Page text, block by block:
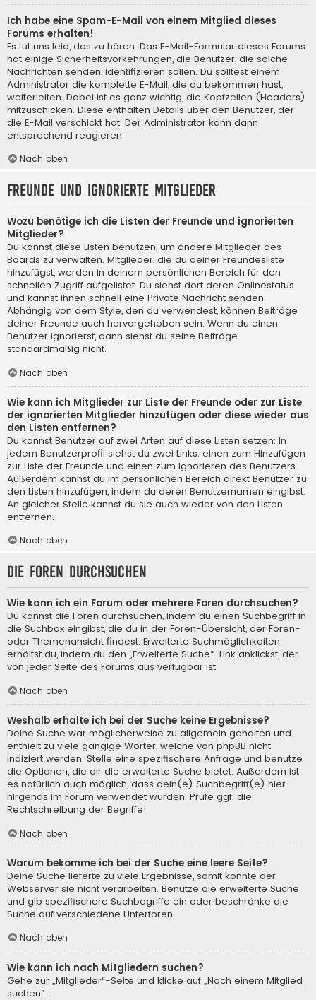
Ich habe eine Spam-E-Mail von einem Mitglied dieses
Forums erhalten!
Es tut uns leid, das zu hören. Das E-Mail-Formular dieses Forums
hat einige Sicherheitsvorkehrungen, die Benutzer, die solche
Nachrichten senden, identifizieren sollen. Du solltest einem
Administrator die komplette E-Mail, die du bekommen hast,
weiterleiten. Dabei ist es ganz wichtig, die Kopfzeilen (Headers)
mitzuschicken. Diese enthalten Details über den Benutzer, der
die E-Mail verschickt hat. Der Administrator kann dann
entsprechend reagieren.
Nach oben
Freunde und ignorierte Mitglieder
Wozu benötige ich die Listen der Freunde und ignorierten
Mitglieder?
Du kannst diese Listen benutzen, um andere Mitglieder des
Boards zu verwalten. Mitglieder, die du deiner Freundesliste
hinzufügst, werden in deinem persönlichen Bereich für den
schnellen Zugriff aufgelistet. Du siehst dort deren Onlinestatus
und kannst ihnen schnell eine Private Nachricht senden.
Abhängig von dem Style, den du verwendest, können Beiträge
deiner Freunde auch hervorgehoben sein. Wenn du einen
Benutzer ignorierst, dann siehst du seine Beiträge
standardmäßig nicht.
Nach oben
Wie kann ich Mitglieder zur Liste der Freunde oder zur Liste
der ignorierten Mitglieder hinzufügen oder diese wieder aus
den Listen entfernen?
Du kannst Benutzer auf zwei Arten auf diese Listen setzen: In
jedem Benutzerprofil siehst du zwei Links: einen zum Hinzufügen
zur Liste der Freunde und einen zum Ignorieren des Benutzers.
Außerdem kannst du im persönlichen Bereich direkt Benutzer zu
den Listen hinzufügen, indem du deren Benutzernamen eingibst.
An gleicher Stelle kannst du sie auch wieder von den Listen
entfernen.
Nach oben
Die Foren durchsuchen
Wie kann ich ein Forum oder mehrere Foren durchsuchen?
Du kannst die Foren durchsuchen, indem du einen Suchbegriff in
die Suchbox eingibst, die du in der Foren-Übersicht, der Foren-
oder Themenansicht findest. Erweiterte Suchmöglichkeiten
erhältst du, indem du den „Erweiterte Suche“-Link anklickst, der
von jeder Seite des Forums aus verfügbar ist.
Nach oben
Weshalb erhalte ich bei der Suche keine Ergebnisse?
Deine Suche war möglicherweise zu allgemein gehalten und
enthielt zu viele gängige Wörter, welche von phpBB nicht
indiziert werden. Stelle eine spezifischere Anfrage und benutze
die Optionen, die dir die erweiterte Suche bietet. Außerdem ist
es natürlich auch möglich, dass dein(e) Suchbegriff(e) hier
nirgends im Forum verwendet wurden. Prüfe ggf. die
Rechtschreibung der Begriffe!
Nach oben
Warum bekomme ich bei der Suche eine leere Seite?
Deine Suche lieferte zu viele Ergebnisse, somit konnte der
Webserver sie nicht verarbeiten. Benutze die erweiterte Suche
und gib spezifischere Suchbegriffe ein oder beschränke die
Suche auf verschiedene Unterforen.
Nach oben
Wie kann ich nach Mitgliedern suchen?
Gehe zur „Mitglieder“-Seite und klicke auf „Nach einem Mitglied
suchen“.